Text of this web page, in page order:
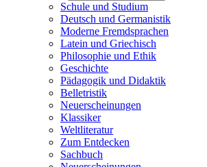
Schule und Studium
Deutsch und Germanistik
Moderne Fremdsprachen
Latein und Griechisch
Philosophie und Ethik
Geschichte
Pädagogik und Didaktik
Belletristik
Neuerscheinungen
Klassiker
Weltliteratur
Zum Entdecken
Sachbuch